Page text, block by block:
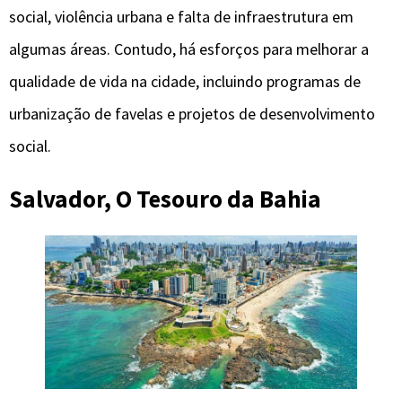
social, violência urbana e falta de infraestrutura em
algumas áreas. Contudo, há esforços para melhorar a
qualidade de vida na cidade, incluindo programas de
urbanização de favelas e projetos de desenvolvimento
social.
Salvador, O Tesouro da Bahia